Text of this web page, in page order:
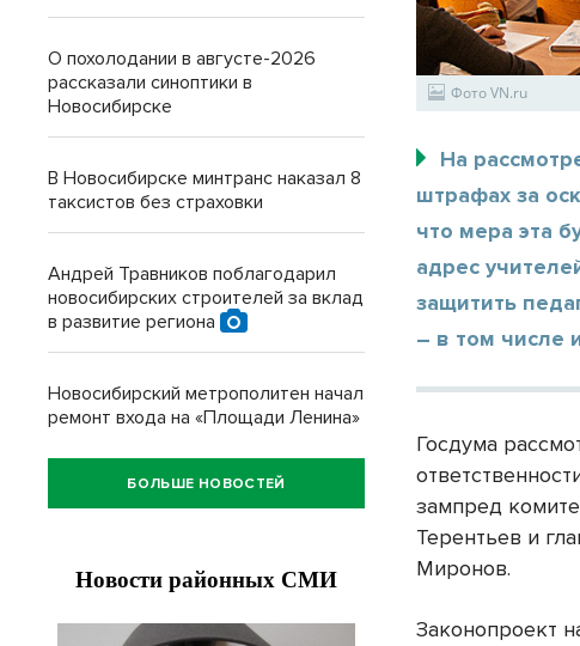
Фото VN.ru
На
штрафах за
что мера эта
адрес
защитить
– в том числе
Госдума
зампред
Терентьев и
Миронов.
Законопроект
О похолодании в августе-2026
рассказали синоптики в
Новосибирске
В Новосибирске минтранс наказал 8
таксистов без страховки
Андрей Травников поблагодарил
новосибирских строителей за вклад
в развитие региона
Новосибирский метрополитен начал
ремонт входа на «Площади Ленина»
БОЛЬШЕ НОВОСТЕЙ